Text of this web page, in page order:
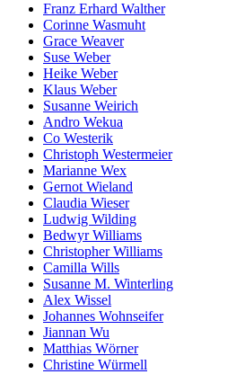
Franz Erhard Walther
Corinne Wasmuht
Grace Weaver
Suse Weber
Heike Weber
Klaus Weber
Susanne Weirich
Andro Wekua
Co Westerik
Christoph Westermeier
Marianne Wex
Gernot Wieland
Claudia Wieser
Ludwig Wilding
Bedwyr Williams
Christopher Williams
Camilla Wills
Susanne M. Winterling
Alex Wissel
Johannes Wohnseifer
Jiannan Wu
Matthias Wörner
Christine Würmell